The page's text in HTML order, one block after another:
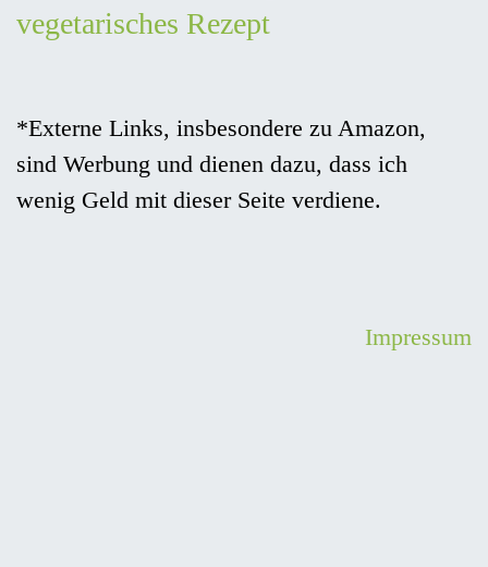
vegetarisches Rezept
*Externe Links, insbesondere zu Amazon,
sind Werbung und dienen dazu, dass ich
wenig Geld mit dieser Seite verdiene.
Impressum